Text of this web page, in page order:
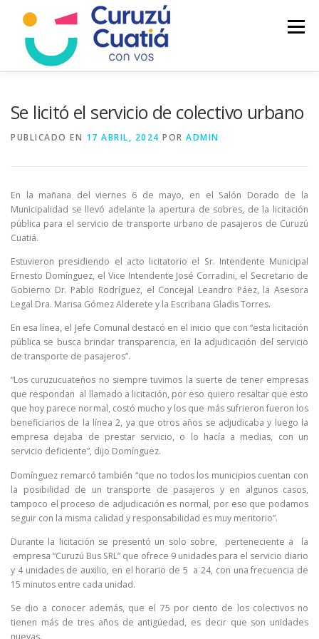
contenido
Menú
Se licitó el servicio de colectivo urbano
PUBLICADO EN 17 ABRIL, 2024 POR ADMIN
En la mañana del viernes 6 de mayo, en el Salón Dorado de la
Municipalidad se llevó adelante la apertura de sobres, de la licitación
pública para el servicio de transporte urbano de pasajeros de Curuzú
Cuatiá.
Estuvieron presidiendo el acto licitatorio el Sr. Intendente Municipal
Ernesto Domínguez, el Vice Intendente José Corradini, el Secretario de
Gobierno Dr. Pablo Rodríguez, el Concejal Leandro Páez, la Asesora
Legal Dra. Marisa Gómez Alderete y la Escribana Gladis Torres.
En esa línea, el Jefe Comunal destacó en el inicio que con “esta licitación
pública se busca brindar transparencia, en la adjudicación del servicio
de transporte de pasajeros”.
“Los curuzucuateños no siempre tuvimos la suerte de tener empresas
que respondan al llamado a licitación, por eso quiero resaltar que esto
que hoy parece normal, costó mucho y los que más sufrieron fueron los
beneficiarios de la línea 2, ya que otros años se adjudicaba y luego la
empresa dejaba de prestar servicio, o lo hacía a medias, con un
servicio deficiente”, dijo Domínguez.
Domínguez remarcó también “que no todos los municipios cuentan con
la posibilidad de un transporte de pasajeros y en algunos casos,
tampoco el proceso de adjudicación es normal, por eso que podamos
seguir con la misma calidad y responsabilidad es muy meritorio”.
Durante la licitación se presentó un solo sobre, perteneciente a la
empresa “Curuzú Bus SRL” que ofrece 9 unidades para el servicio diario
y 4 unidades de auxilio, en el horario de 5 a 24, con una frecuencia de
15 minutos entre cada unidad.
Se dio a conocer además, que el 75 por ciento de los colectivos no
tienen más de tres años de antigüedad, es decir que son unidades
nuevas.